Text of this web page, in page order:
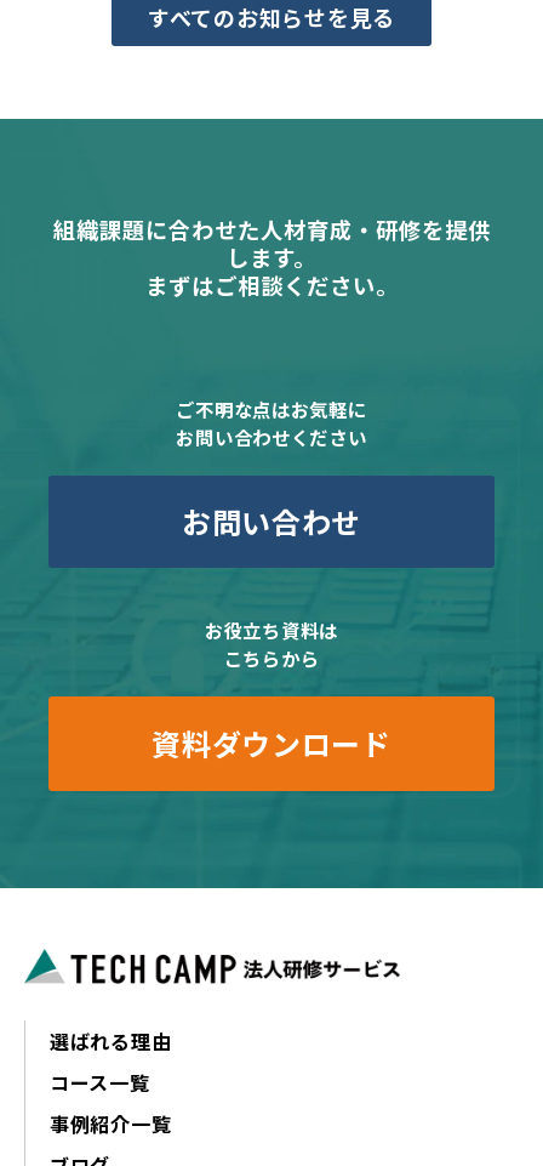
すべてのお知らせを見る
組織課題に合わせた人材育成・研修を提供
します。
まずはご相談ください。
ご不明な点はお気軽に
お問い合わせください
お問い合わせ
お役立ち資料は
こちらから
資料ダウンロード
選ばれる理由
コース一覧
事例紹介一覧